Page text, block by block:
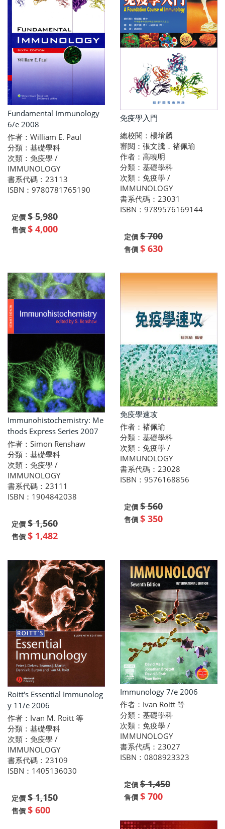
Fundamental Immunology
6/e 2008
作者：William E. Paul
分類：基礎學科
次類：免疫學 /
IMMUNOLOGY
書系代碼：23113
ISBN：9780781765190
定價 $ 5,980
售價 $ 4,000
免疫學入門
總校閱：楊堉麟
審閱：張文騰．褚佩瑜
作者：高曉明
分類：基礎學科
次類：免疫學 /
IMMUNOLOGY
書系代碼：23031
ISBN：9789576169144
定價 $ 700
售價 $ 630
Immunohistochemistry: Me
thods Express Series 2007
作者：Simon Renshaw
分類：基礎學科
次類：免疫學 /
IMMUNOLOGY
書系代碼：23111
ISBN：1904842038
定價 $ 1,560
售價 $ 1,482
免疫學速攻
作者：褚佩瑜
分類：基礎學科
次類：免疫學 /
IMMUNOLOGY
書系代碼：23028
ISBN：9576168856
定價 $ 560
售價 $ 350
Roitt's Essential Immunolog
y 11/e 2006
作者：Ivan M. Roitt 等
分類：基礎學科
次類：免疫學 /
IMMUNOLOGY
書系代碼：23109
ISBN：1405136030
定價 $ 1,150
售價 $ 600
Immunology 7/e 2006
作者：Ivan Roitt 等
分類：基礎學科
次類：免疫學 /
IMMUNOLOGY
書系代碼：23027
ISBN：0808923323
定價 $ 1,450
售價 $ 700